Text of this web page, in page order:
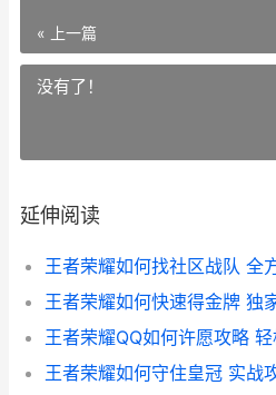
« 上一篇
没有了！
延伸阅读
王者荣耀如何快速得金牌 独